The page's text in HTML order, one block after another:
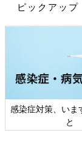
ピックアップ
感染症対策、いま
と